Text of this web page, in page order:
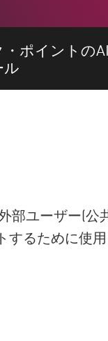
ポイントの
ル
部ユーザー(公
するために使